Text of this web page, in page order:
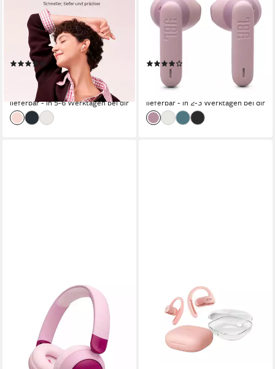
Kopfhörer
Bluetooth Verbindung
35 Std.
max. Laufzeit
0,14 kg Gewicht
(9)
ab 84,90 € UVP 99,99 €
lieferbar - in 5-6 Werktagen bei dir
Kopfhörer
Bluetooth
Verbindung
10 Std. max. Laufzeit
56,99 € UVP
-29%
lieferbar - in 2-3 Werktagen bei dir